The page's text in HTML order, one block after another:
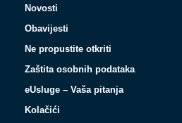
Novosti
Obavijesti
Ne propustite otkriti
Zaštita osobnih podataka
eUsluge – Vaša pitanja
Kolačići